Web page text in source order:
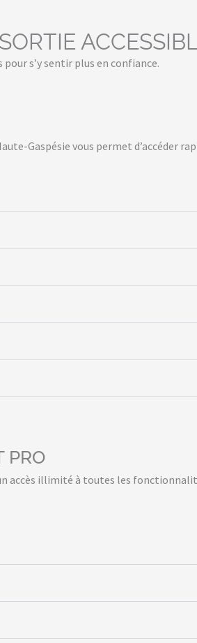
s’y sentir plus en confiance.
Gaspésie vous permet d’accéder
PRO
accès illimité à toutes les